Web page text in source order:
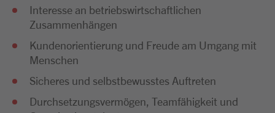
Interesse an betriebswirtschaftlichen
Zusammenhängen
Kundenorientierung und Freude am Umgang mit
Menschen
Sicheres und selbstbewusstes Auftreten
Durchsetzungsvermögen, Teamfähigkeit und